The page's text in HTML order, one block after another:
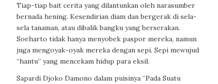
Tiap-tiap bait cerita yang dilantunkan oleh narasumber
bernada hening. Kesendirian diam dan bergerak di sela-
sela tanaman, atau dibalik bangku yang berserakan.
Soeharto tidak hanya menyobek paspor mereka, namun
juga mengoyak-oyak mereka dengan sepi. Sepi mewujud
“hantu” yang mencekam hidup para eksil.
Sapardi Djoko Damono dalam puisinya “Pada Suatu